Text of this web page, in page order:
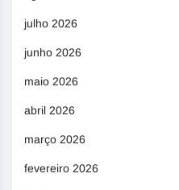
julho 2026
junho 2026
maio 2026
abril 2026
março 2026
fevereiro 2026